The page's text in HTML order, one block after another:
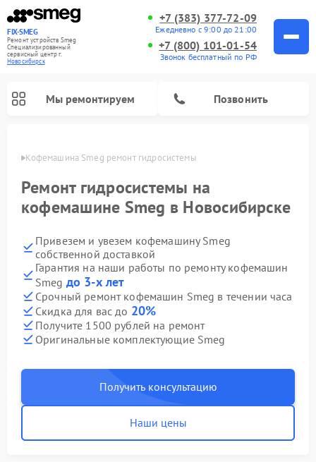
FIX-SMEG
Ремонт устройств Smeg
Специализированный
cервисный центр г.
Новосибирск
+7 (383) 377-72-09
Ежедневно с 9:00 до 21:00
+7 (800) 101-01-54
Звонок бесплатный по РФ
Мы ремонтируем Позвонить
Кофемашина Smeg ремонт гидросистемы
Ремонт гидросистемы на
кофемашине Smeg в Новосибирске
Привезем и увезем кофемашину Smeg
собственной доставкой
Гарантия на наши работы по ремонту кофемашин
Smeg до 3-х лет
Срочный ремонт кофемашин Smeg в течении часа
Скидка для вас до 20%
Получите 1500 рублей на ремонт
Оригинальные комплектующие Smeg
Получить консультацию
Наши цены